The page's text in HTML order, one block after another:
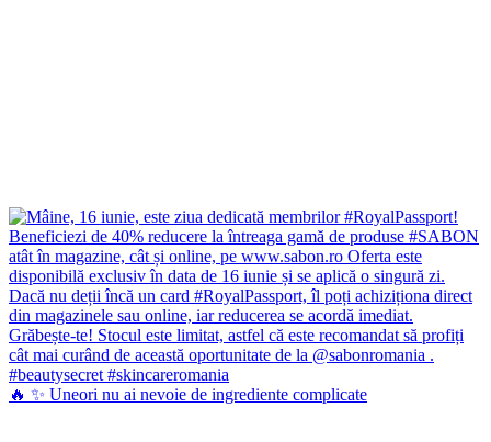
🔥 ✨ Uneori nu ai nevoie de ingrediente complicate